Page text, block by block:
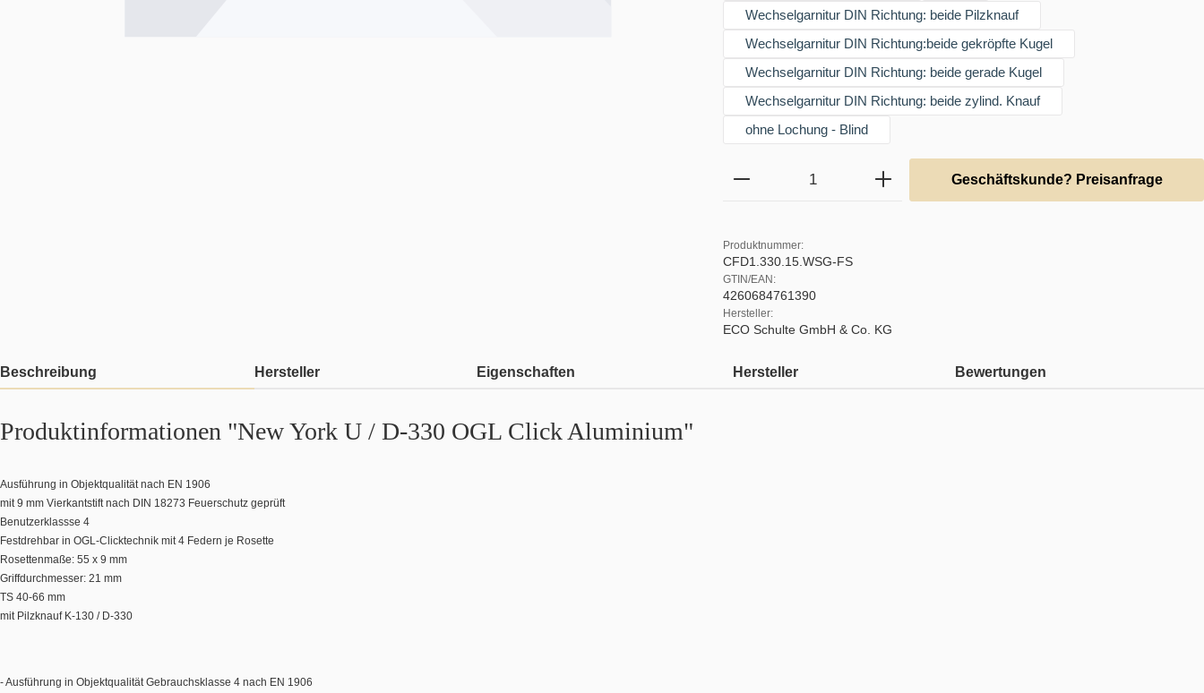
Wechselgarnitur DIN Richtung: beide Pilzknauf
Wechselgarnitur DIN Richtung:beide gekröpfte Kugel
Wechselgarnitur DIN Richtung: beide gerade Kugel
Wechselgarnitur DIN Richtung: beide zylind. Knauf
ohne Lochung - Blind
Produkt Anzahl: Gib den gewünschten Wert ein
Geschäftskunde? Preisanfrage
Produktnummer:
CFD1.330.15.WSG-FS
GTIN/EAN:
4260684761390
Hersteller:
ECO Schulte GmbH & Co. KG
Beschreibung Hersteller Eigenschaften Hersteller Bewertungen
Produktinformationen "New York U / D-330 OGL Click Aluminium"
Ausführung in Objektqualität nach EN 1906
mit 9 mm Vierkantstift nach DIN 18273 Feuerschutz geprüft
Benutzerklassse 4
Festdrehbar in OGL-Clicktechnik mit 4 Federn je Rosette
Rosettenmaße: 55 x 9 mm
Griffdurchmesser: 21 mm
TS 40-66 mm
mit Pilzknauf K-130 / D-330
- Ausführung in Objektqualität Gebrauchsklasse 4 nach EN 1906